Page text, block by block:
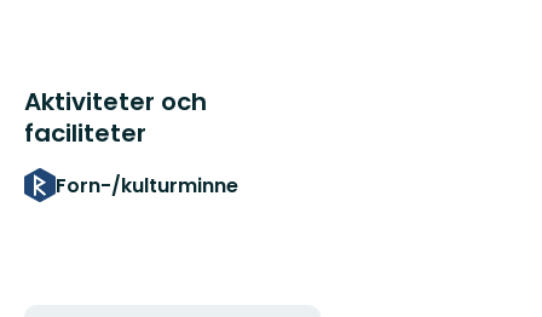
Aktiviteter och
faciliteter
Forn-/kulturminne